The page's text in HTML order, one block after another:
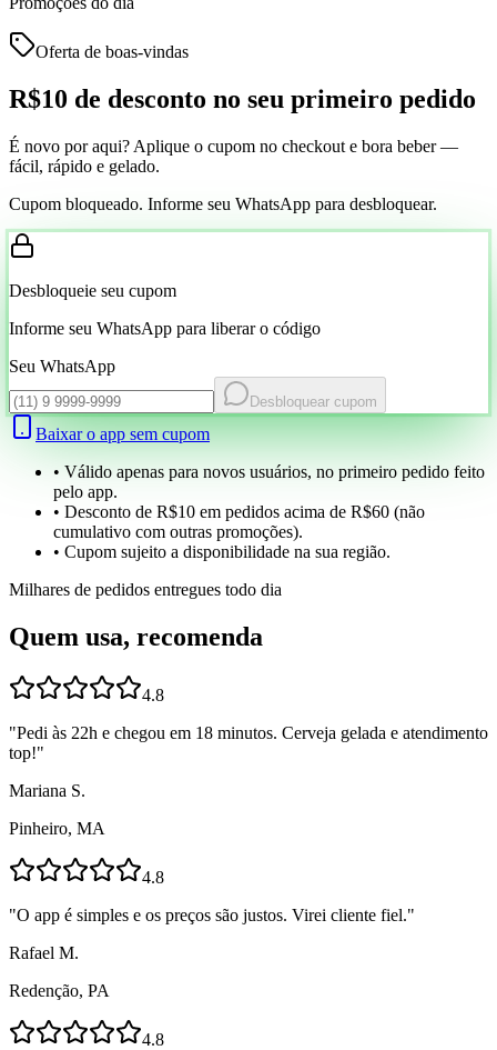
Oferta de boas-vindas
R$10 de desconto no seu primeiro pedido
É novo por aqui? Aplique o cupom no checkout e bora beber —
fácil, rápido e gelado.
Cupom bloqueado. Informe seu WhatsApp para desbloquear.
Desbloqueie seu cupom
Informe seu WhatsApp para liberar o código
Seu WhatsApp
Desbloquear cupom
Baixar o app sem cupom
• Válido apenas para novos usuários, no primeiro pedido feito
pelo app.
• Desconto de R$10 em pedidos acima de R$60 (não
cumulativo com outras promoções).
• Cupom sujeito a disponibilidade na sua região.
Milhares de pedidos entregues todo dia
Quem usa, recomenda
4.8
"Pedi às 22h e chegou em 18 minutos. Cerveja gelada e atendimento
top!"
Mariana S.
Pinheiro, MA
4.8
"O app é simples e os preços são justos. Virei cliente fiel."
Rafael M.
Redenção, PA
4.8